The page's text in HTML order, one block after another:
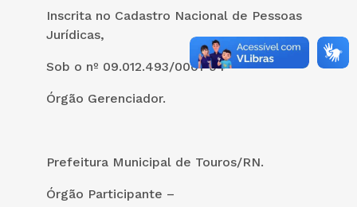
Inscrita no Cadastro Nacional de Pessoas
Jurídicas,
Sob o nº 09.012.493/0001-54–
Órgão Gerenciador.
Prefeitura Municipal de Touros/RN.
Órgão Participante –